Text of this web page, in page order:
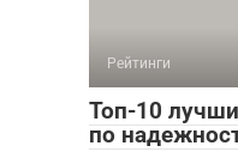
Рейтинги
Топ-10
по